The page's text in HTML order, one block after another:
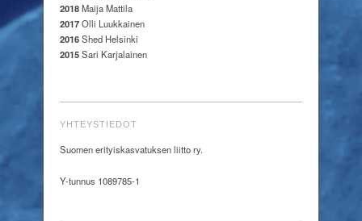
2018Maija Mattila
2017Olli Luukkainen
2016Shed Helsinki
2015Sari Karjalainen
YHTEYSTIEDOT
Suomen erityiskasvatuksen liitto ry.
Y-tunnus 1089785-1